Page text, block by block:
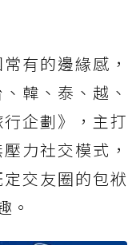
有的邊緣感，
韓、泰、越、
企劃》，主打
力社交模式，
交友圈的包袱
。